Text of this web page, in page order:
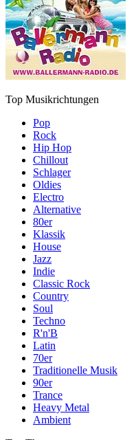
Top Musikrichtungen
Pop
Rock
Hip Hop
Chillout
Schlager
Oldies
Electro
Alternative
80er
Klassik
House
Jazz
Indie
Classic Rock
Country
Soul
Techno
R'n'B
Latin
70er
Traditionelle Musik
90er
Trance
Heavy Metal
Ambient